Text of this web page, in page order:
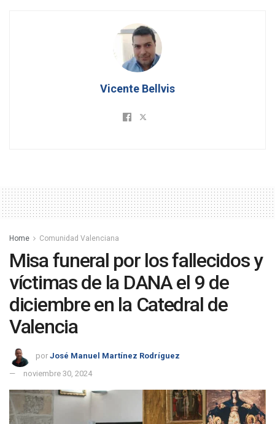
Vicente Bellvis
Home Comunidad Valenciana
Misa funeral por los fallecidos y
víctimas de la DANA el 9 de
diciembre en la Catedral de
Valencia
por José Manuel Martínez Rodríguez
noviembre 30, 2024